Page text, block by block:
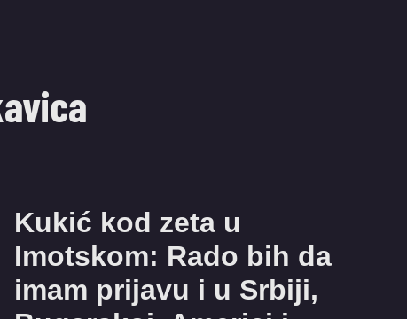
Kukić kod zeta u
Imotskom: Rado bih da
imam prijavu i u Srbiji,